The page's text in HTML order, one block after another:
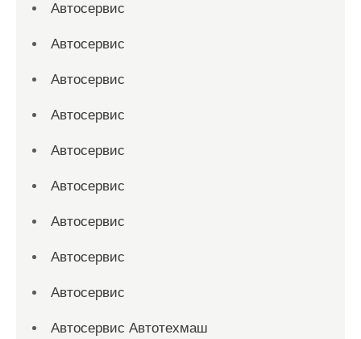
Автосервис
Автосервис
Автосервис
Автосервис
Автосервис
Автосервис
Автосервис
Автосервис
Автосервис
Автосервис Автотехмаш